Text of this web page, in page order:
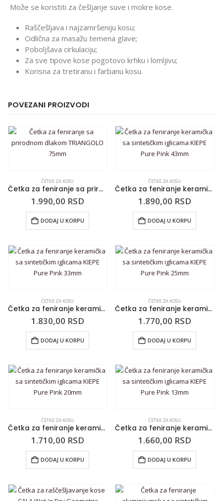
Može se koristiti za češljanje suve i mokre kose.
Raščešljava i najzamršeniju kosu;
Odlična za masažu temena glave;
Poboljšava cirkulaciju;
Za sve tipove kose pogotovo krhku i lomljivu;
Korisna za tretiranu i farbanu kosu.
POVEZANI PROIZVODI
ČETKE ZA KOSU
Četka za feniranje sa prirodnom dlakom TRIANGOLO 75mm
1.990,00 RSD
DODAJ U KORPU
ČETKE ZA KOSU
Četka za feniranje keramička sa sintetičkim iglicama KIEPE Pure Pink 43mm
1.890,00 RSD
DODAJ U KORPU
ČETKE ZA KOSU
Četka za feniranje keramička sa sintetičkim iglicama KIEPE Pure Pink 33mm
1.830,00 RSD
DODAJ U KORPU
ČETKE ZA KOSU
Četka za feniranje keramička sa sintetičkim iglicama KIEPE Pure Pink 25mm
1.770,00 RSD
DODAJ U KORPU
ČETKE ZA KOSU
Četka za feniranje keramička sa sintetičkim iglicama KIEPE Pure Pink 20mm
1.710,00 RSD
DODAJ U KORPU
ČETKE ZA KOSU
Četka za feniranje keramička sa sintetičkim iglicama KIEPE Pure Pink 13mm
1.660,00 RSD
DODAJ U KORPU